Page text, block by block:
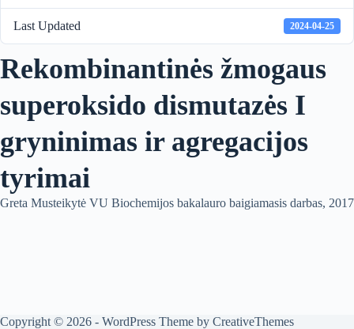
Last Updated 2024-04-25
Rekombinantinės žmogaus
superoksido dismutazės I
gryninimas ir agregacijos
tyrimai
Greta Musteikytė VU Biochemijos bakalauro baigiamasis darbas, 2017
Copyright © 2026 - WordPress Theme by CreativeThemes